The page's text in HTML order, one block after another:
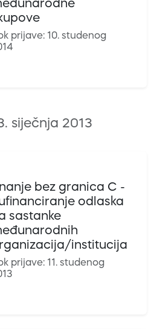
prijave: 10. studenog
siječnja 2013
bez granica C -
odlaska
sastanke
institucija
prijave: 11. studenog